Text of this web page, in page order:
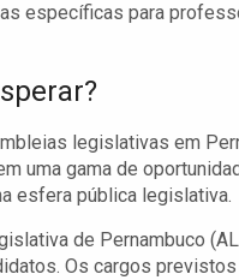
específicas para
legislativas em
uma gama de
esfera pública legislativa.
de Pernambuco
Os cargos